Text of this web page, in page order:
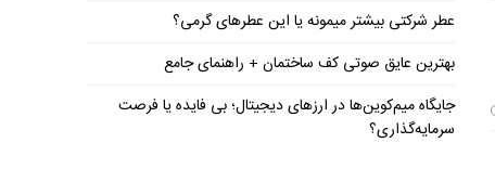
عطر شرکتی بیشتر میمونه یا این عطرهای گرمی؟
بهترین عایق صوتی کف ساختمان + راهنمای جامع
جایگاه میم‌کوین‌ها در ارزهای دیجیتال؛ بی فایده یا فرصت
سرمایه‌گذاری؟